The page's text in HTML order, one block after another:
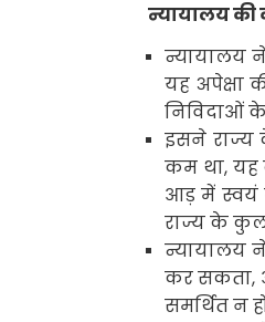
न्यायालय की
न्यायालय
यह अपेक्षा
निविदाओं के
इसने राज्य
कम था, यह
आड़ में स्वयं
राज्य के
न्यायालय
कर सकता,
समर्थित न